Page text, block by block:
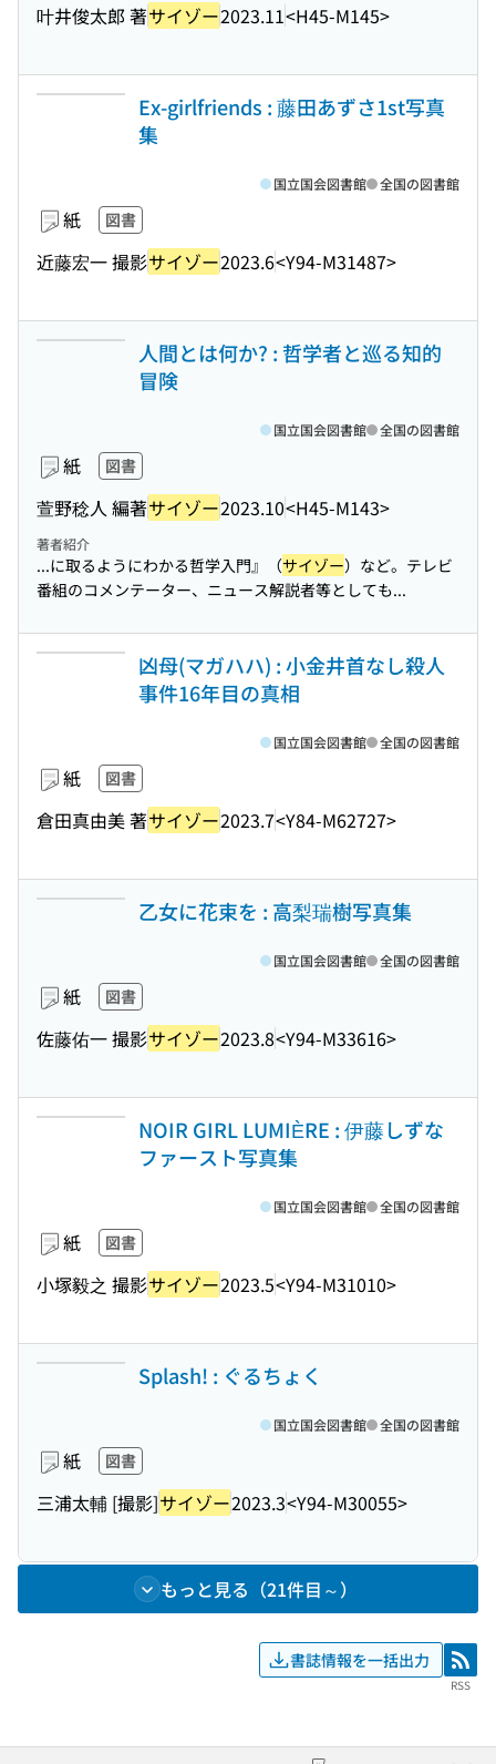
叶井俊太郎 著サイゾー2023.11<H45-M145>
Ex-girlfriends : 藤田あずさ1st写真
集
紙 図書
近藤宏一 撮影サイゾー2023.6<Y94-M31487>
国立国会図書館 全国の図書館
人間とは何か? : 哲学者と巡る知的
冒険
紙 図書
萱野稔人 編著サイゾー2023.10<H45-M143>
国立国会図書館 全国の図書館
著者紹介
...に取るようにわかる哲学入門』（サイゾー）など。テレビ
番組のコメンテーター、ニュース解説者等としても...
凶母(マガハハ) : 小金井首なし殺人
事件16年目の真相
紙 図書
倉田真由美 著サイゾー2023.7<Y84-M62727>
国立国会図書館 全国の図書館
乙女に花束を : 高梨瑞樹写真集
紙 図書
佐藤佑一 撮影サイゾー2023.8<Y94-M33616>
国立国会図書館 全国の図書館
NOIR GIRL LUMIÈRE : 伊藤しずな
ファースト写真集
紙 図書
小塚毅之 撮影サイゾー2023.5<Y94-M31010>
国立国会図書館 全国の図書館
Splash! : ぐるちょく
紙 図書
三浦太輔 [撮影]サイゾー2023.3<Y94-M30055>
国立国会図書館 全国の図書館
もっと見る（21件目～）
書誌情報を一括出力 RSS
RSS